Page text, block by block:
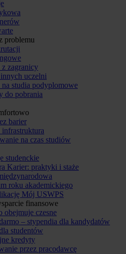
problemu
zagranicy
uczelni
studia podyplomowe
do pobrania
barier
na czas studiów
studenckie
Karier: praktyki i staże
roku akademickiego
Mój USWPS
finansowe
obejmuje czesne
– stypendia dla kandydatów
studentów
kredyty
przez pracodawcę